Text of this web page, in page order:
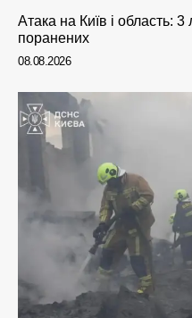
Атака на Київ і область:
поранених
08.08.2026